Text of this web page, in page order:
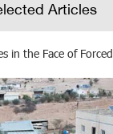
Articles
in the Face of Forced